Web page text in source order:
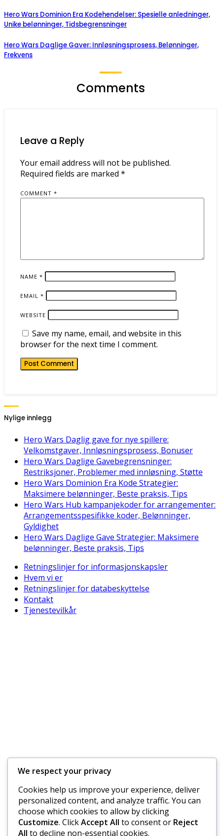
Hero Wars Dominion Era Kodehendelser: Spesielle anledninger,
Unike belønninger, Tidsbegrensninger
Hero Wars Daglige Gaver: Innløsningsprosess, Belønninger,
Frekvens
Comments
Leave a Reply
Your email address will not be published.
Required fields are marked *
COMMENT *
NAME *
EMAIL *
WEBSITE
Save my name, email, and website in this
browser for the next time I comment.
Nylige innlegg
Hero Wars Daglig gave for nye spillere:
Velkomstgaver, Innløsningsprosess, Bonuser
Hero Wars Daglige Gavebegrensninger:
Restriksjoner, Problemer med innløsning, Støtte
Hero Wars Dominion Era Kode Strategier:
Maksimere belønninger, Beste praksis, Tips
Hero Wars Hub kampanjekoder for arrangementer:
Arrangementsspesifikke koder, Belønninger,
Gyldighet
Hero Wars Daglige Gave Strategier: Maksimere
belønninger, Beste praksis, Tips
Retningslinjer for informasjonskapsler
Hvem vi er
Retningslinjer for databeskyttelse
Kontakt
Tjenestevilkår
We respect your privacy
Cookies help us improve your experience, deliver
personalized content, and analyze traffic. You can
choose which cookies to allow by clicking
Customize. ClickAccept All to consent or Reject
All to decline non-essential cookies.